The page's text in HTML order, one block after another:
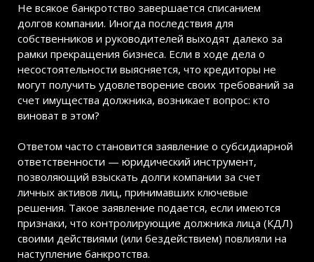
Не всякое банкротство завершается списанием
долгов компании. Иногда последствия для
собственников и руководителей выходят далеко за
рамки прекращения бизнеса. Если в ходе дела о
несостоятельности выясняется, что кредиторы не
могут получить удовлетворение своих требований за
счет имущества должника, возникает вопрос: кто
виноват в этом?
Ответом часто становится заявление о субсидиарной
ответственности — юридический инструмент,
позволяющий взыскать долги компании за счет
личных активов лиц, принимавших ключевые
решения. Такое заявление подается, если имеются
признаки, что контролирующие должника лица (КДЛ)
своими действиями (или бездействием) повлияли на
наступление банкротства.